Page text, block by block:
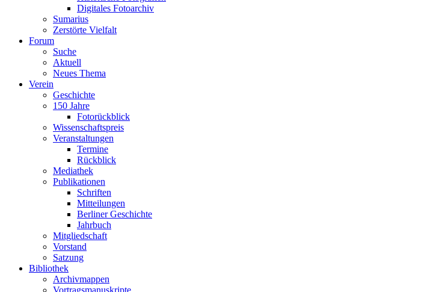
Digitales Fotoarchiv
Sumarius
Zerstörte Vielfalt
Forum
Suche
Aktuell
Neues Thema
Verein
Geschichte
150 Jahre
Fotorückblick
Wissenschaftspreis
Veranstaltungen
Termine
Rückblick
Mediathek
Publikationen
Schriften
Mitteilungen
Berliner Geschichte
Jahrbuch
Mitgliedschaft
Vorstand
Satzung
Bibliothek
Archivmappen